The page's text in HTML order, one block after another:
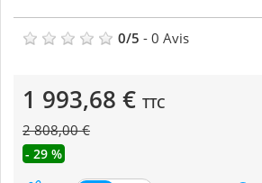
0/5 - 0 Avis
1 993,68 € TTC
2 808,00 €
- 29 %